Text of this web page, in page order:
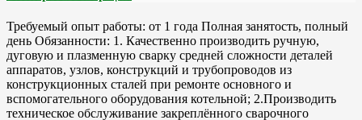
Требуемый опыт работы: от 1 года Полная занятость, полный
день Обязанности: 1. Качественно производить ручную,
дуговую и плазменную сварку средней сложности деталей
аппаратов, узлов, конструкций и трубопроводов из
конструкционных сталей при ремонте основного и
вспомогательного оборудования котельной; 2.Производить
техническое обслуживание закреплённого сварочного